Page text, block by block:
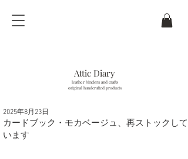
Attic Diary
leather binders and crafts
original handcrafted products
カードブック・モカベージュ、再ストックして
います
2025年8月23日